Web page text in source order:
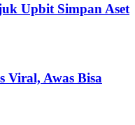
Upbit Simpan Aset
Viral, Awas Bisa